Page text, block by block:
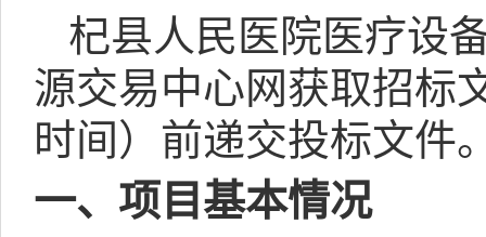
杞县人民医院医疗设
源交易中心网获取招标
时间）前递交投标文件
一、项目基本情况